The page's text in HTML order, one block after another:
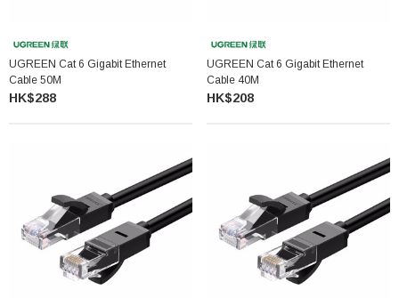
UGREEN Cat 6 Gigabit Ethernet
Cable 50M
HK$288
UGREEN Cat 6 Gigabit Ethernet
Cable 40M
HK$208